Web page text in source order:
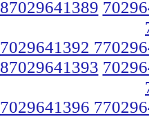
87029641389
7029641392
87029641393
7029641396